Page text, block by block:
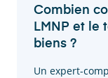
Combien
LMNP et le
biens ?
Un expert-